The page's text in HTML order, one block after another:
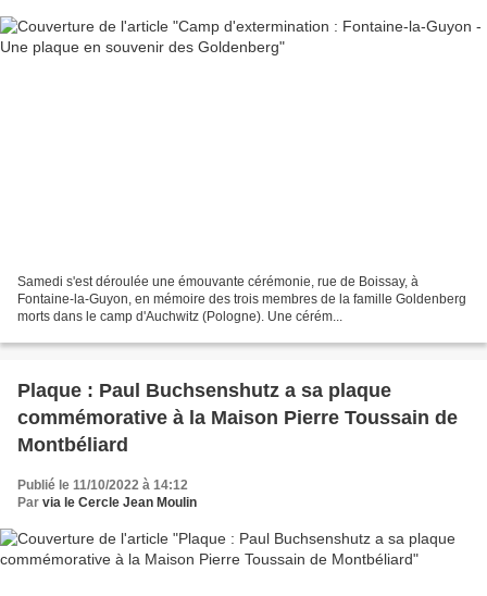
Samedi s'est déroulée une émouvante cérémonie, rue de Boissay, à
Fontaine-la-Guyon, en mémoire des trois membres de la famille Goldenberg
morts dans le camp d'Auchwitz (Pologne). Une cérém...
Plaque : Paul Buchsenshutz a sa plaque
commémorative à la Maison Pierre Toussain de
Montbéliard
Publié le 11/10/2022 à 14:12
Par via le Cercle Jean Moulin